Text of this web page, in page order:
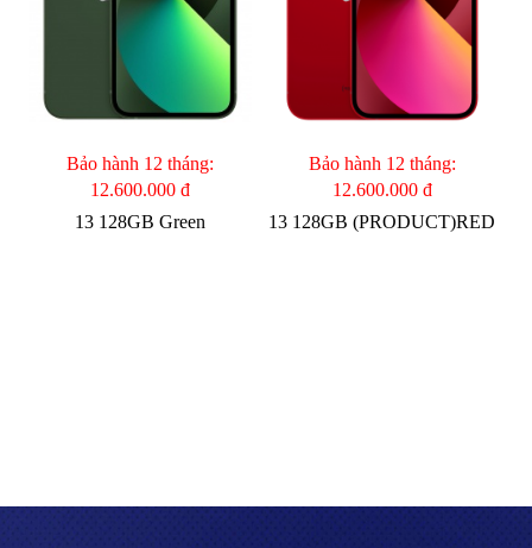
Bảo hành 12 tháng:
12.600.000 đ
13 128GB Green
Bảo hành 12 tháng:
12.600.000 đ
13 128GB (PRODUCT)RED